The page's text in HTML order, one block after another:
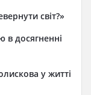
світ?»
в досягненні
у житті